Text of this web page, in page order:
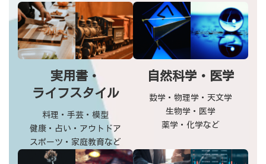
実用書・
ライフスタイル
料理・手芸・模型
健康・占い・アウトドア
スポーツ・家庭教育など
自然科学・医学
数学・物理学・天文学
生物学・医学
薬学・化学など